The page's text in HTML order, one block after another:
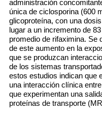
administración
única de ciclosporina (600
glicoproteína, con una
lugar a un incremento de
promedio de rifaximina. Se
de este aumento en la
que se produzcan
de los sistemas
estos estudios indican que
una interacción clínica
que experimentan una
proteínas de transporte